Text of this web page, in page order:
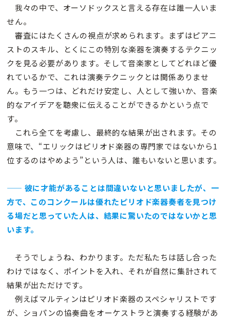
我々の中で、オーソドックスと言える存在は誰一人いま
せん。
審査にはたくさんの視点が求められます。まずはピアニ
ストのスキル、とくにこの特別な楽器を演奏するテクニッ
クを見る必要があります。そして音楽家としてどれほど優
れているかで、これは演奏テクニックとは関係ありませ
ん。もう一つは、どれだけ安定し、人として強いか、音楽
的なアイデアを聴衆に伝えることができるかという点で
す。
これら全てを考慮し、最終的な結果が出されます。その
意味で、“エリックはピリオド楽器の専門家ではないから1
位するのはやめよう”という人は、誰もいないと思います。
—— 彼に才能があることは間違いないと思いましたが、一
方で、このコンクールは優れたピリオド楽器奏者を見つけ
る場だと思っていた人は、結果に驚いたのではないかと思
います。
そうでしょうね、わかります。ただ私たちは話し合った
わけではなく、ポイントを入れ、それが自然に集計されて
結果が出ただけです。
例えばマルティンはピリオド楽器のスペシャリストです
が、ショパンの協奏曲をオーケストラと演奏する経験があ